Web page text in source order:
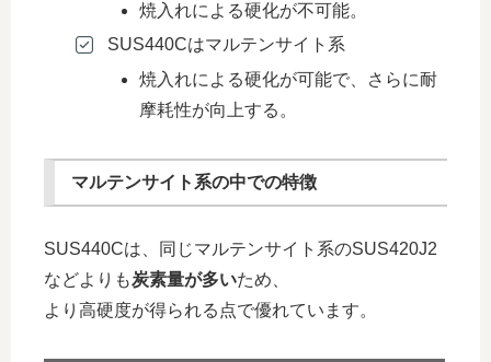
焼入れによる硬化が不可能。
SUS440Cはマルテンサイト系
焼入れによる硬化が可能で、さらに耐
摩耗性が向上する。
マルテンサイト系の中での特徴
SUS440Cは、同じマルテンサイト系のSUS420J2
などよりも炭素量が多いため、
より高硬度が得られる点で優れています。